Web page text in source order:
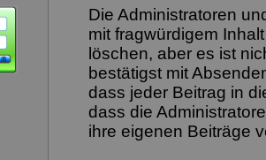
Die Administratoren
mit fragwürdigem
löschen, aber es ist
bestätigst mit
dass jeder Beitrag in
dass die
ihre eigenen Beiträge